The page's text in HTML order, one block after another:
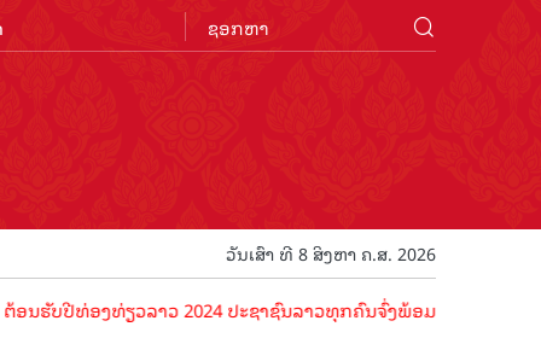
ວັນເສົາ ທີ 8 ສິງຫາ ຄ.ສ. 2026
ທ່ອງທ່ຽວລາວ 2024 ປະຊາຊົນລາວທຸກຄົນຈົ່ງພ້ອມເປັນເຈົ້າພາບທີ່ດີ ຕ້